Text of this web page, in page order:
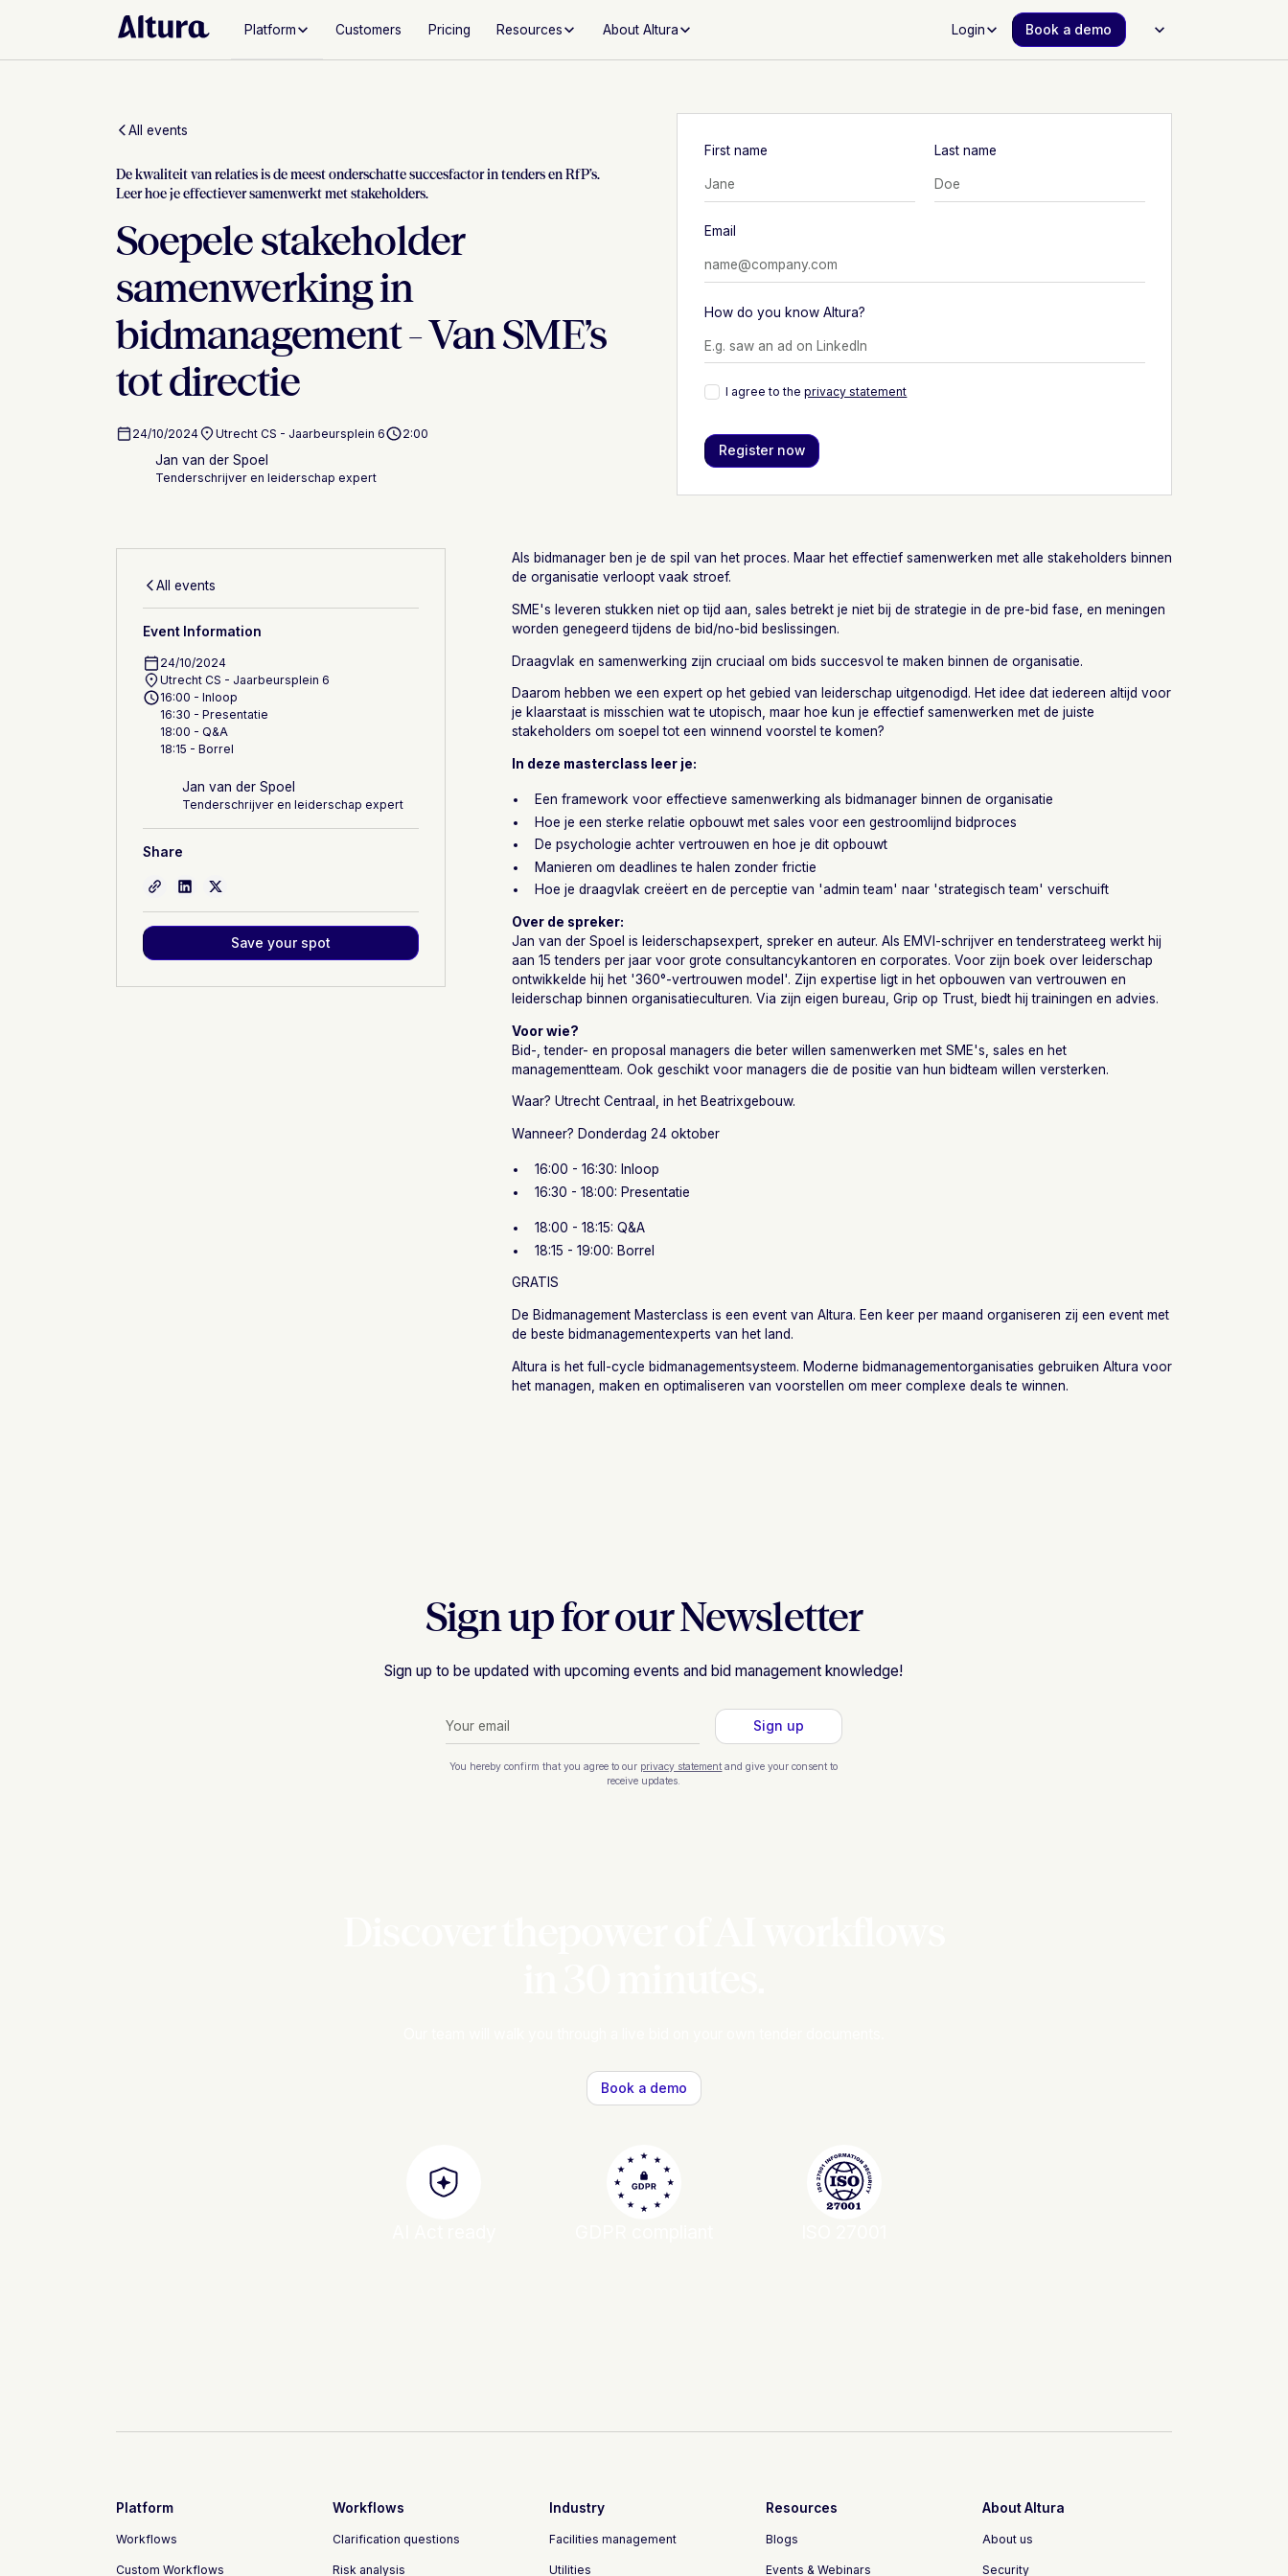
Platform Customers Pricing Resources About Altura Login Book a demo
All events
De kwaliteit van relaties is de meest onderschatte succesfactor in tenders en RfP’s.
Leer hoe je effectiever samenwerkt met stakeholders.
Soepele stakeholder
samenwerking in
bidmanagement - Van SME’s
tot directie
24/10/2024 Utrecht CS - Jaarbeursplein 6 2:00
Jan van der Spoel
Tenderschrijver en leiderschap expert
First name Last name
Email
How do you know Altura?
I agree to theprivacy statement
All events
Event Information
24/10/2024
Utrecht CS - Jaarbeursplein 6
16:00 - Inloop
16:30 - Presentatie
18:00 - Q&A
18:15 - Borrel
Jan van der Spoel
Tenderschrijver en leiderschap expert
Share
Save your spot
Als bidmanager ben je de spil van het proces. Maar het effectief samenwerken met alle stakeholders binnen
de organisatie verloopt vaak stroef.
SME's leveren stukken niet op tijd aan, sales betrekt je niet bij de strategie in de pre-bid fase, en meningen
worden genegeerd tijdens de bid/no-bid beslissingen.
Draagvlak en samenwerking zijn cruciaal om bids succesvol te maken binnen de organisatie.
Daarom hebben we een expert op het gebied van leiderschap uitgenodigd. Het idee dat iedereen altijd voor
je klaarstaat is misschien wat te utopisch, maar hoe kun je effectief samenwerken met de juiste
stakeholders om soepel tot een winnend voorstel te komen?
In deze masterclass leer je:
Een framework voor effectieve samenwerking als bidmanager binnen de organisatie
Hoe je een sterke relatie opbouwt met sales voor een gestroomlijnd bidproces
De psychologie achter vertrouwen en hoe je dit opbouwt
Manieren om deadlines te halen zonder frictie
Hoe je draagvlak creëert en de perceptie van 'admin team' naar 'strategisch team' verschuift
Over de spreker:
Jan van der Spoel is leiderschapsexpert, spreker en auteur. Als EMVI-schrijver en tenderstrateeg werkt hij
aan 15 tenders per jaar voor grote consultancykantoren en corporates. Voor zijn boek over leiderschap
ontwikkelde hij het '360°-vertrouwen model'. Zijn expertise ligt in het opbouwen van vertrouwen en
leiderschap binnen organisatieculturen. Via zijn eigen bureau, Grip op Trust, biedt hij trainingen en advies.
Voor wie?
Bid-, tender- en proposal managers die beter willen samenwerken met SME's, sales en het
managementteam. Ook geschikt voor managers die de positie van hun bidteam willen versterken.
Waar? Utrecht Centraal, in het Beatrixgebouw.
Wanneer? Donderdag 24 oktober
16:00 - 16:30: Inloop
16:30 - 18:00: Presentatie
18:00 - 18:15: Q&A
18:15 - 19:00: Borrel
GRATIS
De Bidmanagement Masterclass is een event van Altura. Een keer per maand organiseren zij een event met
de beste bidmanagementexperts van het land.
Altura is het full-cycle bidmanagementsysteem. Moderne bidmanagementorganisaties gebruiken Altura voor
het managen, maken en optimaliseren van voorstellen om meer complexe deals te winnen.
Sign up for our Newsletter
Sign up to be updated with upcoming events and bid management knowledge!
You hereby confirm that you agree to our privacy statement and give your consent to
receive updates.
Book a demo
Platform
Workflows
Custom Workflows
Workflows
Clarification questions
Risk analysis
Industry
Facilities management
Utilities
Resources
Blogs
Events & Webinars
About Altura
About us
Security